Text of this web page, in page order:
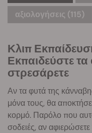
αξιολογήσεις (115)
Κλιπ
Εκπαιδεύστε
στρεσάρετε
Αν τα φυτά της
μόνα τους, θα
κορμό. Παρόλο που
σοδειές, αν